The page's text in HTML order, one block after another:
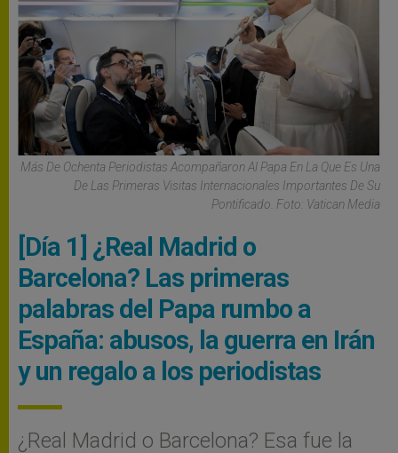
Más De Ochenta Periodistas Acompañaron Al Papa En La Que Es Una
De Las Primeras Visitas Internacionales Importantes De Su
Pontificado. Foto: Vatican Media
[Día 1] ¿Real Madrid o
Barcelona? Las primeras
palabras del Papa rumbo a
España: abusos, la guerra en Irán
y un regalo a los periodistas
¿Real Madrid o Barcelona? Esa fue la